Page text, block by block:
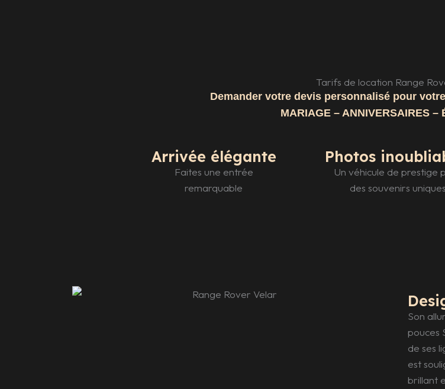
Tarifs de location Range
Demander votre devis personnalisé pour
MARIAGE – ANNIVERSAIRES –
Arrivée élégante
Faites une entrée
remarquable
Photos
Un véhicule de prestige
des souvenirs uniques
Son
pouces
de ses
est
brillant